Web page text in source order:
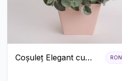
Coșuleț Elegant cu
RON